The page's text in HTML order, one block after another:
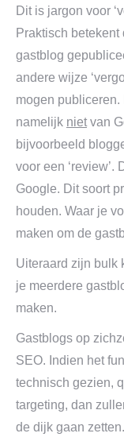
Dit is jargon voor
Praktisch
gastblog
andere wijze
mogen
namelijk niet van
bijvoorbeeld
voor een ‘review’.
Google. Dit soort
houden. Waar je
maken om de
Uiteraard zijn bulk
je meerdere
maken.
Gastblogs op
SEO. Indien het
technisch gezien,
targeting, dan
de dijk gaan